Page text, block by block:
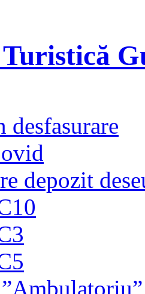
Turistică
desfasurare
depozit